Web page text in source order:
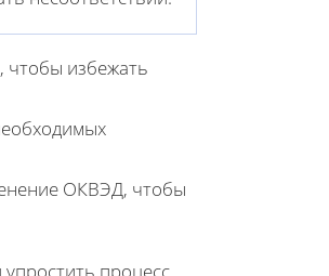
чтобы избежать
ОКВЭД, чтобы